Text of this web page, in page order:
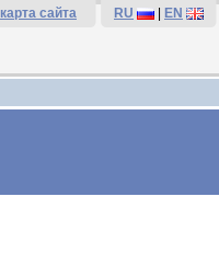
карта сайта RU EN